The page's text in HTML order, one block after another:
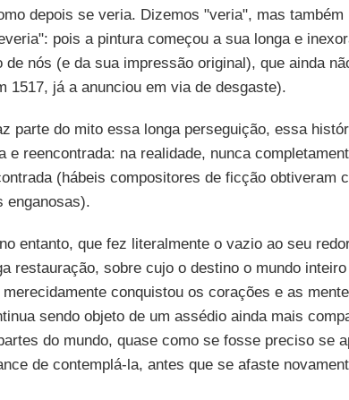
depois se veria. Dizemos "veria", mas também
pois a pintura começou a sua longa e
de nós (e da sua impressão original), que ainda
1517, já a anunciou em via de desgaste).
parte do mito essa longa perseguição, essa
e reencontrada: na realidade, nunca
(hábeis compositores de ficção obtiveram
enganosas).
entanto, que fez literalmente o vazio ao seu
restauração, sobre cujo o destino o mundo
conquistou os corações e as
sendo objeto de um assédio ainda mais
do mundo, quase como se fosse preciso se
de contemplá-la, antes que se afaste